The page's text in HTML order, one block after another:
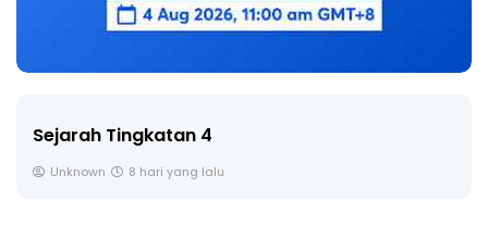
Sejarah Tingkatan 4
Unknown 8 hari yang lalu